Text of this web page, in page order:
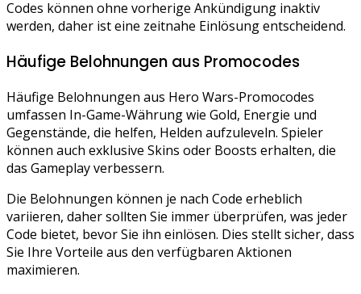
Codes können ohne vorherige Ankündigung inaktiv
werden, daher ist eine zeitnahe Einlösung entscheidend.
Häufige Belohnungen aus Promocodes
Häufige Belohnungen aus Hero Wars-Promocodes
umfassen In-Game-Währung wie Gold, Energie und
Gegenstände, die helfen, Helden aufzuleveln. Spieler
können auch exklusive Skins oder Boosts erhalten, die
das Gameplay verbessern.
Die Belohnungen können je nach Code erheblich
variieren, daher sollten Sie immer überprüfen, was jeder
Code bietet, bevor Sie ihn einlösen. Dies stellt sicher, dass
Sie Ihre Vorteile aus den verfügbaren Aktionen
maximieren.